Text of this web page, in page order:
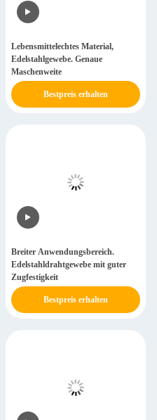
Lebensmittelechtes Material,
Edelstahlgewebe. Genaue
Maschenweite
Bestpreis erhalten
Breiter Anwendungsbereich.
Edelstahldrahtgewebe mit guter
Zugfestigkeit
Bestpreis erhalten